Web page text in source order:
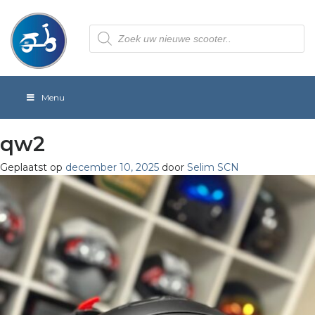
Producten
zoeken
Menu
qw2
Geplaatst op december 10, 2025 door Selim SCN